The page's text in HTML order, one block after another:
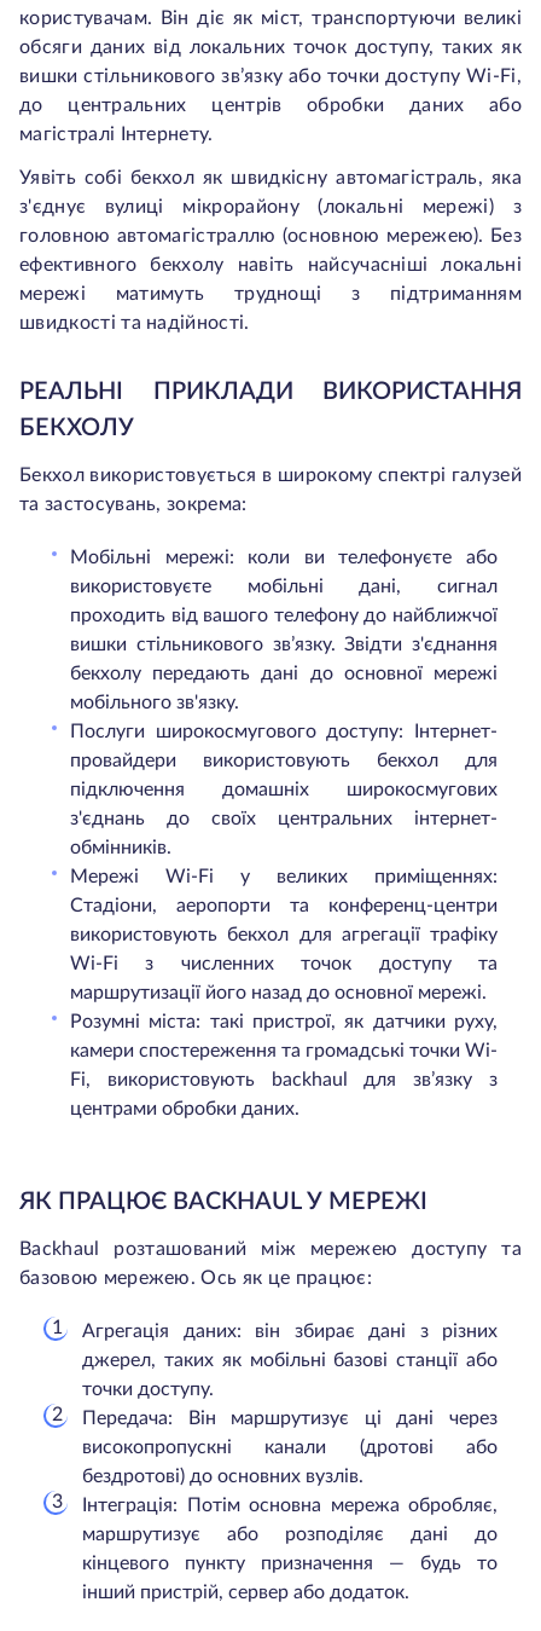
користувачам. Він діє як міст, транспортуючи великі
обсяги даних від локальних точок доступу, таких як
вишки стільникового зв’язку або точки доступу Wi-Fi,
до центральних центрів обробки даних або
магістралі Інтернету.
Уявіть собі бекхол як швидкісну автомагістраль, яка
з'єднує вулиці мікрорайону (локальні мережі) з
головною автомагістраллю (основною мережею). Без
ефективного бекхолу навіть найсучасніші локальні
мережі матимуть труднощі з підтриманням
швидкості та надійності.
РЕАЛЬНІ ПРИКЛАДИ ВИКОРИСТАННЯ
БЕКХОЛУ
Бекхол використовується в широкому спектрі галузей
та застосувань, зокрема:
Мобільні мережі: коли ви телефонуєте або
використовуєте мобільні дані, сигнал
проходить від вашого телефону до найближчої
вишки стільникового зв’язку. Звідти з'єднання
бекхолу передають дані до основної мережі
мобільного зв'язку.
Послуги широкосмугового доступу: Інтернет-
провайдери використовують бекхол для
підключення домашніх широкосмугових
з'єднань до своїх центральних інтернет-
обмінників.
Мережі Wi-Fi у великих приміщеннях:
Стадіони, аеропорти та конференц-центри
використовують бекхол для агрегації трафіку
Wi-Fi з численних точок доступу та
маршрутизації його назад до основної мережі.
Розумні міста: такі пристрої, як датчики руху,
камери спостереження та громадські точки Wi-
Fi, використовують backhaul для зв’язку з
центрами обробки даних.
ЯК ПРАЦЮЄ BACKHAUL У МЕРЕЖІ
Backhaul розташований між мережею доступу та
базовою мережею. Ось як це працює:
Агрегація даних: він збирає дані з різних
джерел, таких як мобільні базові станції або
точки доступу.
Передача: Він маршрутизує ці дані через
високопропускні канали (дротові або
бездротові) до основних вузлів.
Інтеграція: Потім основна мережа обробляє,
маршрутизує або розподіляє дані до
кінцевого пункту призначення — будь то
інший пристрій, сервер або додаток.